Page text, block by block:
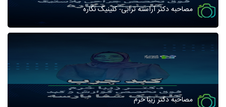
مصاحبه دکتر آراسته ترابی- کلینیک نگاره
مصاحبه دکتر زیبا خرم